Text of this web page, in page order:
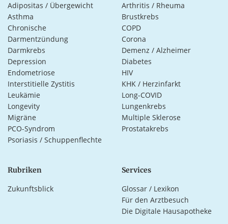
Adipositas / Übergewicht
Arthritis / Rheuma
Asthma
Brustkrebs
Chronische
Darmentzündung
COPD
Corona
Darmkrebs
Demenz / Alzheimer
Depression
Diabetes
Endometriose
HIV
Interstitielle Zystitis
KHK / Herzinfarkt
Leukämie
Long-COVID
Longevity
Lungenkrebs
Migräne
Multiple Sklerose
PCO-Syndrom
Prostatakrebs
Psoriasis / Schuppenflechte
Rubriken
Zukunftsblick
Services
Glossar / Lexikon
Für den Arztbesuch
Die Digitale Hausapotheke